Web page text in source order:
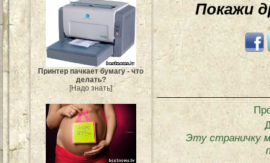
Принтер пачкает бумагу - что
делать?
[Надо знать]
Покажи
Эту страничку